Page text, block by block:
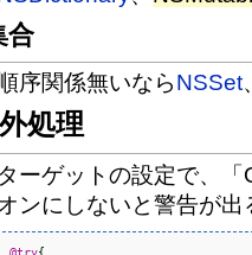
合
序関係無いならNSSet
処理
ターゲットの設定で、
ンにしないと警告が出
@try{